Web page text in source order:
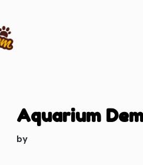
Aquarium
by